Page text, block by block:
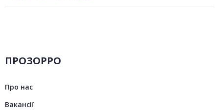
ПРОЗОРРО
Про нас
Вакансії